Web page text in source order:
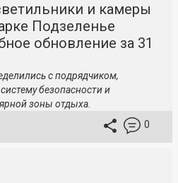
и камеры
Подзеленье
обновление за 31
с подрядчиком,
безопасности и
зоны отдыха.
0